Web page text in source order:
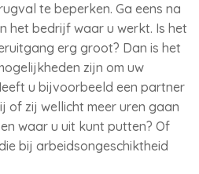
te beperken. Ga eens na
het bedrijf waar u werkt. Is het
erg groot? Dan is het
zijn om uw
u bijvoorbeeld een partner
of zij wellicht meer uren gaan
waar u uit kunt putten? Of
bij arbeidsongeschiktheid